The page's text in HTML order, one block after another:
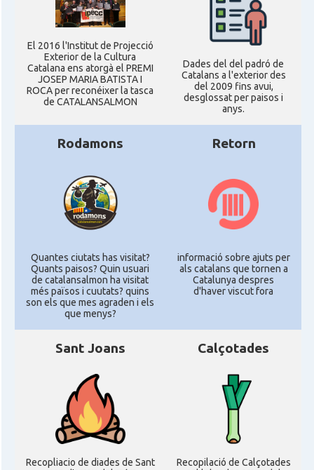
El 2016 l'Institut de Projecció
Exterior de la Cultura
Catalana ens atorgà el PREMI
JOSEP MARIA BATISTA I
ROCA per reconéixer la tasca
de CATALANSALMON
Dades del del padró de
Catalans a l'exterior des
del 2009 fins avui,
desglossat per paisos i
anys.
Rodamons
Quantes ciutats has visitat?
Quants paisos? Quin usuari
de catalansalmon ha visitat
més països i cuutats? quins
son els que mes agraden i els
que menys?
Retorn
informació sobre ajuts per
als catalans que tornen a
Catalunya despres
d'haver viscut fora
Sant Joans
Recopliacio de diades de Sant
Calçotades
Recopilació de Calçotades